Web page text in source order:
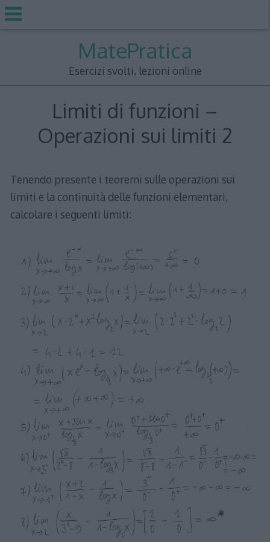
MatePratica
Esercizi svolti, lezioni online
Limiti di funzioni –
Operazioni sui limiti 2
Tenendo presente i teoremi sulle operazioni sui
limiti e la continuità delle funzioni elementari,
calcolare i seguenti limiti: